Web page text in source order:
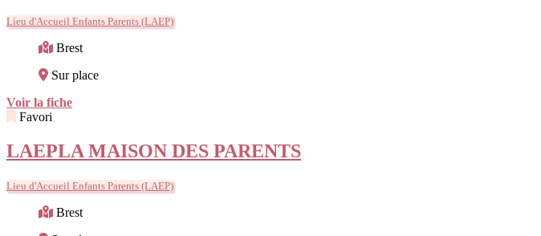
Lieu d'Accueil Enfants Parents (LAEP)
Brest
Sur place
Voir la fiche
Favori
LAEPLA MAISON DES PARENTS
Lieu d'Accueil Enfants Parents (LAEP)
Brest